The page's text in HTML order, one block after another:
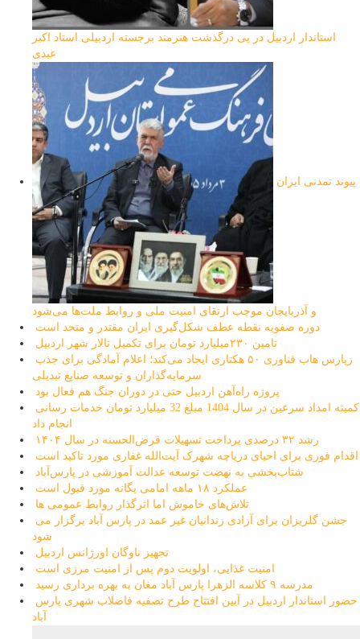
استاندار اردبیل در پی درگذشت هنرمند برجسته اردبیلی استاد اکبر
عبدی
و آذربایجان موجب ارتقای امنیت ملی و روابط ملت‌ها می‌شود
دوره صفویه نقطه عطف شکل‌گیری ایران مقتدر و متحد است
تامین ۲۳۰میلیارد تومان برای تکمیل تالار شهر اردبیل
سرمایه‌گذاران و توسعه صنایع تبدیلی
پروژه راه‌آهن اردبیل حتی در دوران جنگ هم فعال بود
انجام داد
رشد ۳۲ درصدی پرداخت تسهیلات قرض‌الحسنه در سال ۱۴۰۴
اقدام فوری برای احیای دریاچه شهرک آیت‌الله غفاری مورد تاکید است
شتاب‌بخشی به نهضت توسعه عدالت آموزشی در پارس‌آباد
عملکرد ۱۸ ماهه امامی یگانه مورد قبول است
تلاش‌های خاموش اما اثرگذار روابط عمومی ها
شود
تجهیز ناوگان اورژانس اردبیل
امنیت غذایی، اولویت دوم پس از امنیت مرزی است
مدرسه ۹ کلاسه الزهرا پارس آباد مغان به بهره برداری رسید
آباد